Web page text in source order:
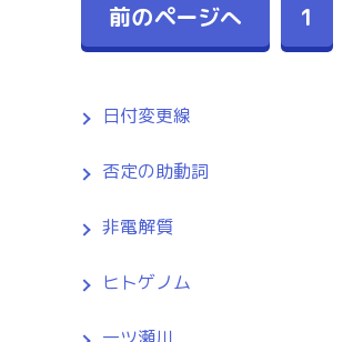
前のページへ 1
日付変更線
否定の助動詞
非電解質
ヒトゲノム